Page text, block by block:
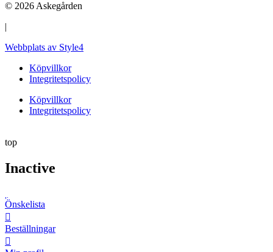
© 2026 Askegården
|
Webbplats av Style4
Köpvillkor
Integritetspolicy
Köpvillkor
Integritetspolicy
top
Inactive
Önskelista
Beställningar